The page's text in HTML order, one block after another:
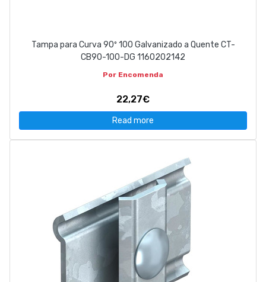
Tampa para Curva 90º 100 Galvanizado a Quente CT-
CB90-100-DG 1160202142
Por Encomenda
22,27€
Read more